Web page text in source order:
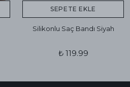
SEPETE EKLE
Silikonlu Saç Bandı Siyah
₺ 119.99